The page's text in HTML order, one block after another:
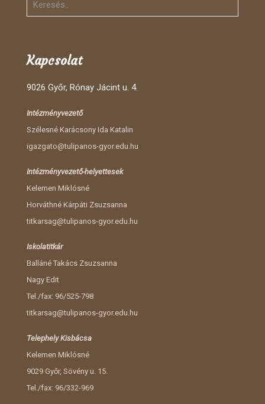
Kapcsolat
9026 Győr, Rónay Jácint u. 4.
Intézményvezető
Szélesné Karácsony Ida Katalin
igazgato@tulipanos-gyor.edu.hu
Intézményvezető-helyettesek
Kelemen Miklósné
Horváthné Kárpáti Zsuzsanna
titkarsag@tulipanos-gyor.edu.hu
Iskolatitkár
Balláné Takács Zsuzsanna
Nagy Edit
Tel./fax: 96/525-798
titkarsag@tulipanos-gyor.edu.hu
Telephely Kisbácsa
Kelemen Miklósné
9029 Győr, Sövény u. 15.
Tel./fax: 96/332-969